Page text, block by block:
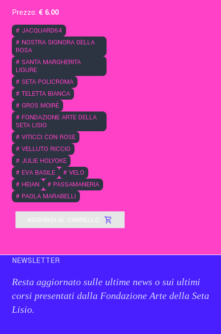
Prezzo: € 6.00
# JACQUARD64
# NOSTRA SIGNORA DELLA
ROSA
# SANTA MARGHERITA
LIGURE
# SETA POLICROMA
# TELETTA BIANCA
# GROS MOIRÈ
# FONDAZIONE ARTE DELLA
SETA LISIO
# VITICCI CON ROSE
# VELLUTO RICCIO
# JULIE HOLYOKE
# EVA BASILE # VELO
# HEIAN # PASSAMANERIA
# PAOLA MARABELLI
AGGIUNGI AL CARRELLO
NEWSLETTER
Resta aggiornato sulle ultime news o sui ultimi
corsi presentati dalla Fondazione Arte della Seta
Lisio.